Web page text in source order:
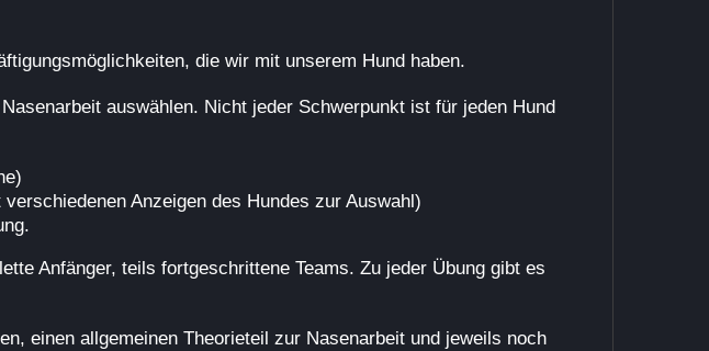
die wir mit unserem Hund haben.
auswählen. Nicht jeder Schwerpunkt ist für jeden Hund
Anzeigen des Hundes zur Auswahl)
Anfänger, teils fortgeschrittene Teams. Zu jeder Übung gibt es
einen allgemeinen Theorieteil zur Nasenarbeit und jeweils noch